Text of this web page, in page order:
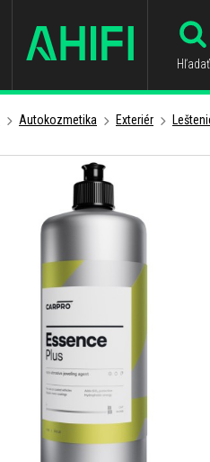
Hľadať
Autokozmetika Exteriér